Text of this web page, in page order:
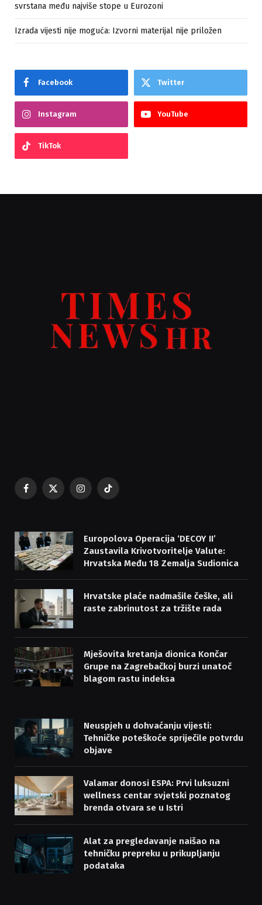
svrstana među najviše stope u Eurozoni
Izrada vijesti nije moguća: Izvorni materijal nije priložen
Facebook Twitter
Instagram YouTube
TikTok
Facebook
X
Instagram
TikTok
Europolova Operacija ‘DECOY II’
Zaustavila Krivotvoritelje Valute:
Hrvatska Među 18 Zemalja Sudionica
Hrvatske plaće nadmašile češke, ali
raste zabrinutost za tržište rada
Mješovita kretanja dionica Končar
Grupe na Zagrebačkoj burzi unatoč
blagom rastu indeksa
Neuspjeh u dohvaćanju vijesti:
Tehničke poteškoće spriječile potvrdu
objave
Valamar donosi ESPA: Prvi luksuzni
wellness centar svjetski poznatog
brenda otvara se u Istri
Alat za pregledavanje naišao na
tehničku prepreku u prikupljanju
podataka